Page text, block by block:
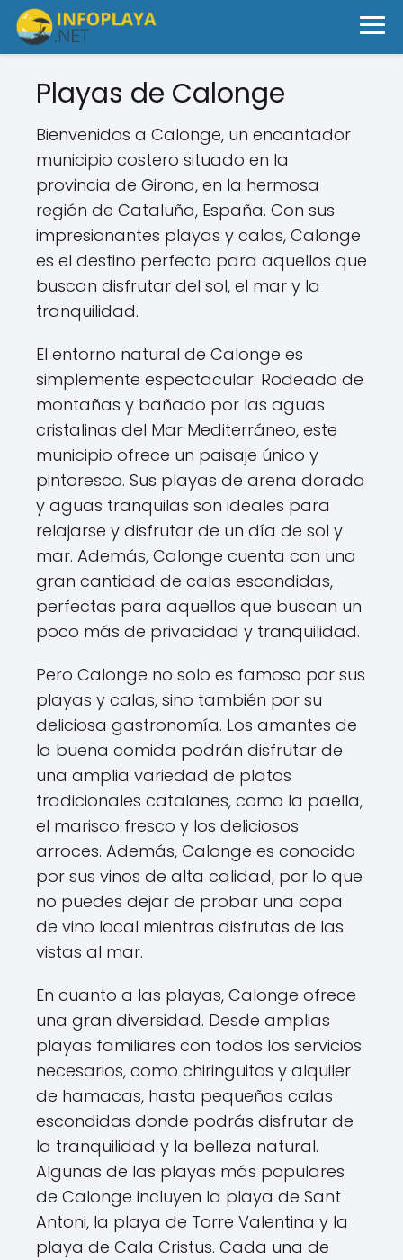
Playas de Calonge
Bienvenidos a Calonge, un encantador
municipio costero situado en la
provincia de Girona, en la hermosa
región de Cataluña, España. Con sus
impresionantes playas y calas, Calonge
es el destino perfecto para aquellos que
buscan disfrutar del sol, el mar y la
tranquilidad.
El entorno natural de Calonge es
simplemente espectacular. Rodeado de
montañas y bañado por las aguas
cristalinas del Mar Mediterráneo, este
municipio ofrece un paisaje único y
pintoresco. Sus playas de arena dorada
y aguas tranquilas son ideales para
relajarse y disfrutar de un día de sol y
mar. Además, Calonge cuenta con una
gran cantidad de calas escondidas,
perfectas para aquellos que buscan un
poco más de privacidad y tranquilidad.
Pero Calonge no solo es famoso por sus
playas y calas, sino también por su
deliciosa gastronomía. Los amantes de
la buena comida podrán disfrutar de
una amplia variedad de platos
tradicionales catalanes, como la paella,
el marisco fresco y los deliciosos
arroces. Además, Calonge es conocido
por sus vinos de alta calidad, por lo que
no puedes dejar de probar una copa
de vino local mientras disfrutas de las
vistas al mar.
En cuanto a las playas, Calonge ofrece
una gran diversidad. Desde amplias
playas familiares con todos los servicios
necesarios, como chiringuitos y alquiler
de hamacas, hasta pequeñas calas
escondidas donde podrás disfrutar de
la tranquilidad y la belleza natural.
Algunas de las playas más populares
de Calonge incluyen la playa de Sant
Antoni, la playa de Torre Valentina y la
playa de Cala Cristus. Cada una de